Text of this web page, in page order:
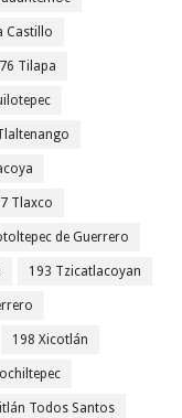
Castillo
Tilapa
Tlaxco
de Guerrero
193 Tzicatlacoyan
198 Xicotlán
Todos Santos